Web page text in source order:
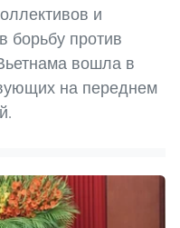
и
борьбу против
вошла в
на переднем